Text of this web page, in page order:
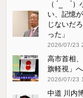
（ ´_ゝ`
い、記憶
じないだ
った」
2026/07/23
高市首相
旗軽視」
2026/07/23
中道 川内